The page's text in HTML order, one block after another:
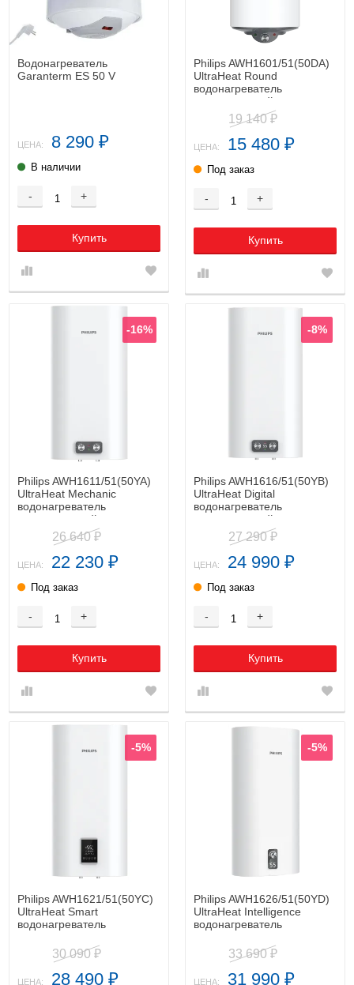
Водонагреватель
Garanterm ES 50 V
ЦЕНА: 8 290 ₽
В наличии
- +
Купить
Philips AWH1601/51(50DA)
UltraHeat Round
водонагреватель
накопительный
19 140 ₽
ЦЕНА: 15 480 ₽
Под заказ
- +
Купить
-16%
Philips AWH1611/51(50YA)
UltraHeat Mechanic
водонагреватель
накопительный
26 640 ₽
ЦЕНА: 22 230 ₽
Под заказ
- +
Купить
-8%
Philips AWH1616/51(50YB)
UltraHeat Digital
водонагреватель
накопительный
27 290 ₽
ЦЕНА: 24 990 ₽
Под заказ
- +
Купить
-5%
Philips AWH1621/51(50YC)
UltraHeat Smart
водонагреватель
30 090 ₽
ЦЕНА: 28 490 ₽
-5%
Philips AWH1626/51(50YD)
UltraHeat Intelligence
водонагреватель
33 690 ₽
ЦЕНА: 31 990 ₽